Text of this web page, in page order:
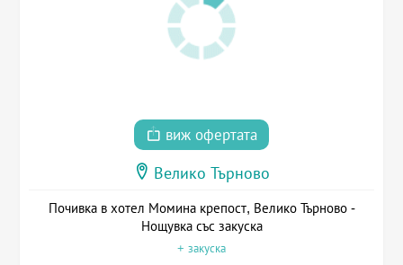
виж офертата
Велико Търново
Почивка в хотел Момина крепост, Велико Търново -
Нощувка със закуска
+ закуска